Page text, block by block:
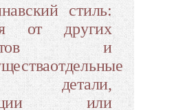
стиль:
от других
и
детали,
или